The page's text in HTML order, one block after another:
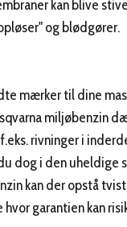
kan blive
og blødgører.
mærker til dine
miljøbenzin
rivninger i
dog i den uheldige
kan der opstå
garantien kan